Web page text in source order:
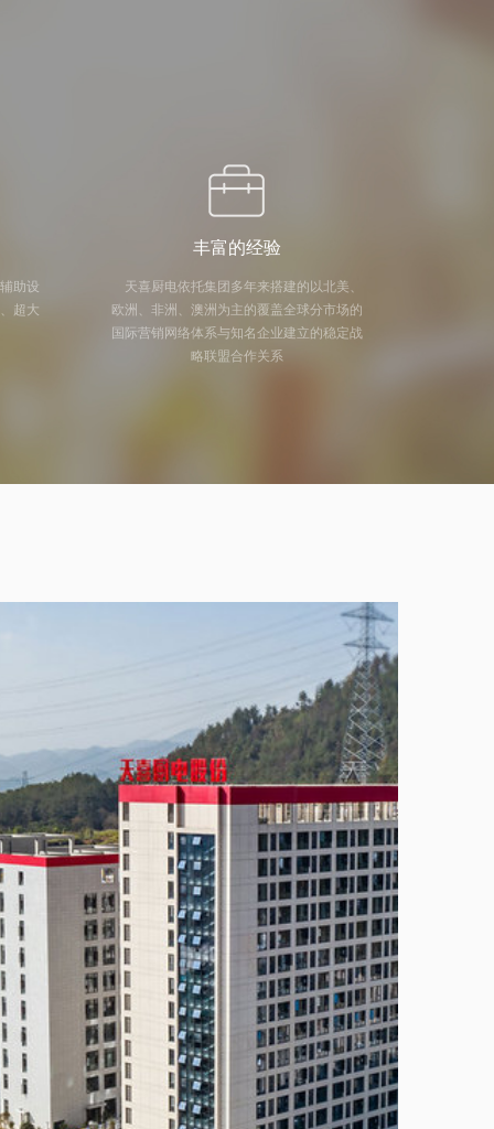
助设
超大
丰富的经验
天喜厨电依托集团多年来搭建的以北美、
欧洲、非洲、澳洲为主的覆盖全球分市场的
国际营销网络体系与知名企业建立的稳定战
略联盟合作关系